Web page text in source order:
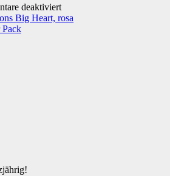
Schuss-
Feuerwerk-
deaktiviertfür
Silvester
Big Heart, rosa
Pack